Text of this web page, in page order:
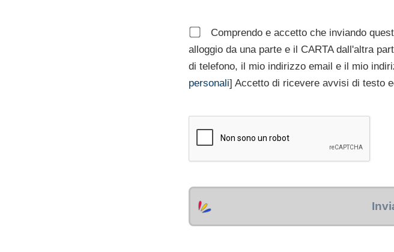
Comprendo e accetto che inviando
alloggio da una parte e il CARTA dall'altra
di telefono, il mio indirizzo email e il mio
personali] Accetto di ricevere avvisi di testo